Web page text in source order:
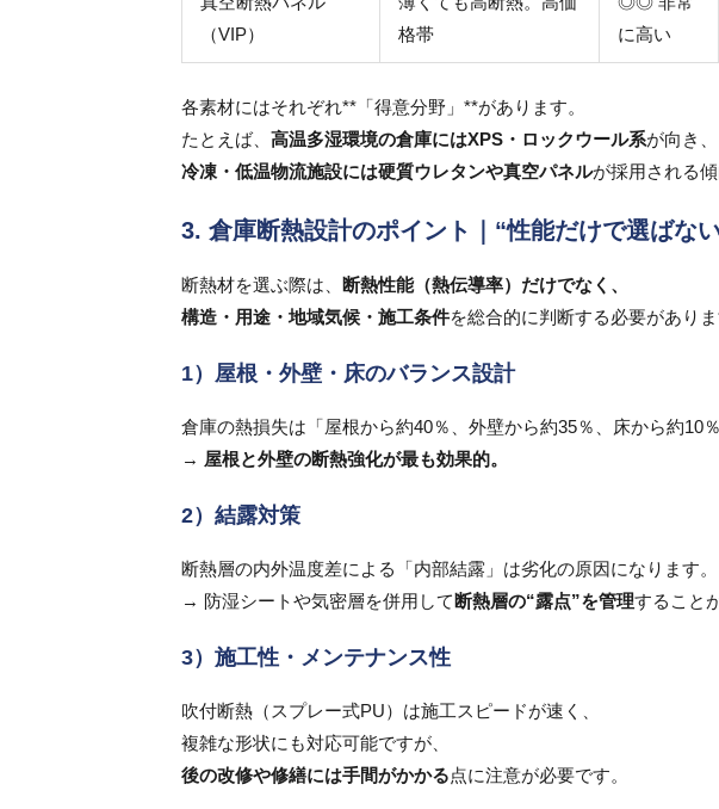
（VIP）
格帯
に高い
各素材にはそれぞれ**「得意分野」**があります。
たとえば、高温多湿環境の倉庫にはXPS・ロックウール系が向き、
冷凍・低温物流施設には硬質ウレタンや真空パネルが採用される傾
3. 倉庫断熱設計のポイント｜“性能だけで選ばな
断熱材を選ぶ際は、
断熱性能（熱伝導率）だけでなく、
構造・用途・地域気候・施工条件を総合的に判断する必要がありま
1）屋根・外壁・床のバランス設計
倉庫の熱損失は「屋根から約40％、外壁から約35％、床から約10
→ 屋根と外壁の断熱強化が最も効果的。
2）結露対策
断熱層の内外温度差による「内部結露」は劣化の原因になります。
→ 防湿シートや気密層を併用して 断熱層の“露点”を管理すること
3）施工性・メンテナンス性
吹付断熱（スプレー式PU）は施工スピードが速く、
複雑な形状にも対応可能ですが、
後の改修や修繕には手間がかかる点に注意が必要です。